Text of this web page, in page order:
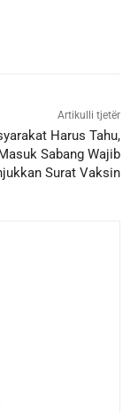
Artikulli tjetër
Harus Tahu,
Sabang Wajib
Surat Vaksin